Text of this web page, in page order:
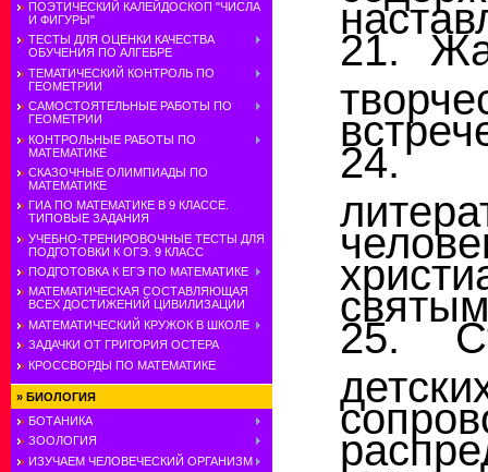
ПОЭТИЧЕСКИЙ КАЛЕЙДОСКОП "ЧИСЛА
И ФИГУРЫ"
ТЕСТЫ ДЛЯ ОЦЕНКИ КАЧЕСТВА
ОБУЧЕНИЯ ПО АЛГЕБРЕ
ТЕМАТИЧЕСКИЙ КОНТРОЛЬ ПО
ГЕОМЕТРИИ
САМОСТОЯТЕЛЬНЫЕ РАБОТЫ ПО
ГЕОМЕТРИИ
КОНТРОЛЬНЫЕ РАБОТЫ ПО
МАТЕМАТИКЕ
СКАЗОЧНЫЕ ОЛИМПИАДЫ ПО
МАТЕМАТИКЕ
ГИА ПО МАТЕМАТИКЕ В 9 КЛАССЕ.
ТИПОВЫЕ ЗАДАНИЯ
УЧЕБНО-ТРЕНИРОВОЧНЫЕ ТЕСТЫ ДЛЯ
ПОДГОТОВКИ К ОГЭ. 9 КЛАСС
ПОДГОТОВКА К ЕГЭ ПО МАТЕМАТИКЕ
МАТЕМАТИЧЕСКАЯ СОСТАВЛЯЮЩАЯ
ВСЕХ ДОСТИЖЕНИЙ ЦИВИЛИЗАЦИИ
МАТЕМАТИЧЕСКИЙ КРУЖОК В ШКОЛЕ
ЗАДАЧКИ ОТ ГРИГОРИЯ ОСТЕРА
КРОССВОРДЫ ПО МАТЕМАТИКЕ
» БИОЛОГИЯ
БОТАНИКА
ЗООЛОГИЯ
ИЗУЧАЕМ ЧЕЛОВЕЧЕСКИЙ ОРГАНИЗМ
21.
24.
25.